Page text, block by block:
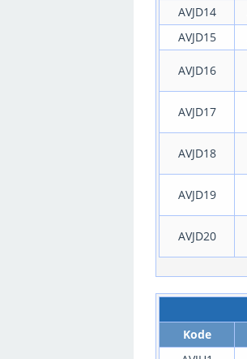
AVJD14
AVJD15
AVJD16
AVJD17
AVJD18
AVJD19
AVJD20
Kode